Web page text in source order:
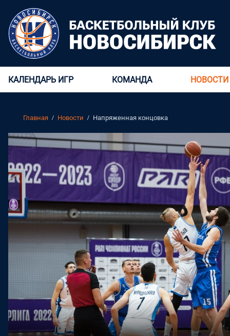
КАЛЕНДАРЬ ИГР КОМАНДА НОВОСТИ
Главная Новости Напряженная концовка